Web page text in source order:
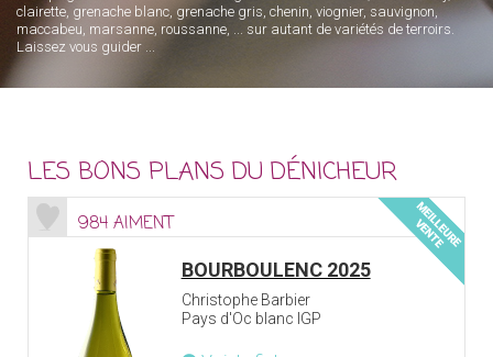
clairette, grenache blanc, grenache gris, chenin, viognier, sauvignon,
maccabeu, marsanne, roussanne, ... sur autant de variétés de terroirs.
Laissez vous guider ...
LES BONS PLANS DU DÉNICHEUR
984 AIMENT
BOURBOULENC 2025
Christophe Barbier
Pays d'Oc blanc IGP